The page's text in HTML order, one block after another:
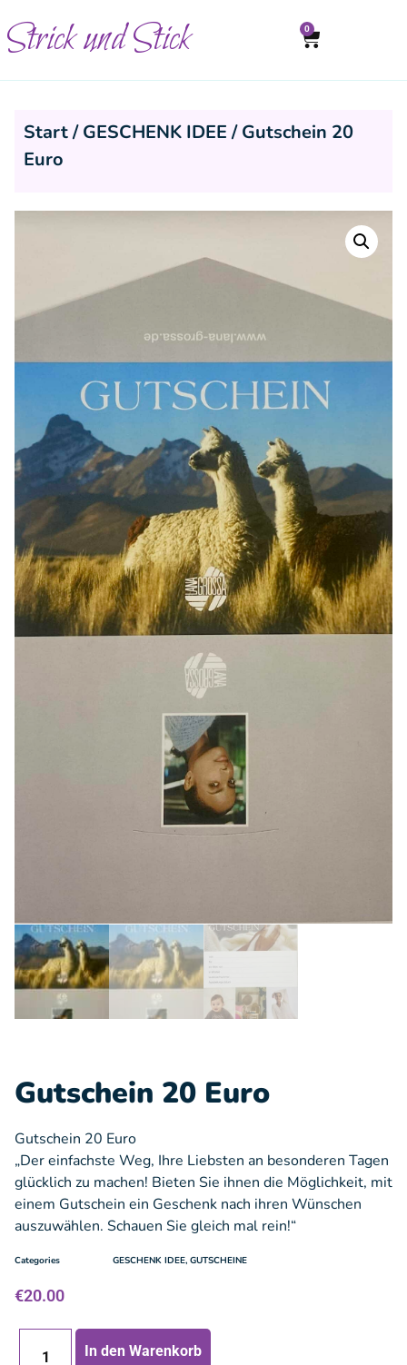
Strick und Stick 0
Start/GESCHENK IDEE/ Gutschein 20
Euro
Gutschein 20 Euro
Gutschein 20 Euro
„Der einfachste Weg, Ihre Liebsten an besonderen Tagen
glücklich zu machen! Bieten Sie ihnen die Möglichkeit, mit
einem Gutschein ein Geschenk nach ihren Wünschen
auszuwählen. Schauen Sie gleich mal rein!“
Categories GESCHENK IDEE, GUTSCHEINE
€20.00
In den Warenkorb